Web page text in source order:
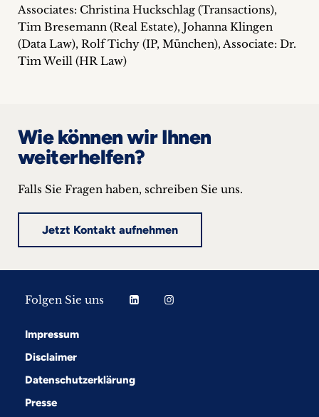
Associates: Christina Huckschlag (Transactions),
Tim Bresemann (Real Estate), Johanna Klingen
(Data Law), Rolf Tichy (IP, München), Associate: Dr.
Tim Weill (HR Law)
Wie können wir Ihnen
weiterhelfen?
Falls Sie Fragen haben, schreiben Sie uns.
Jetzt Kontakt aufnehmen
Folgen Sie uns
Impressum
Disclaimer
Datenschutzerklärung
Presse